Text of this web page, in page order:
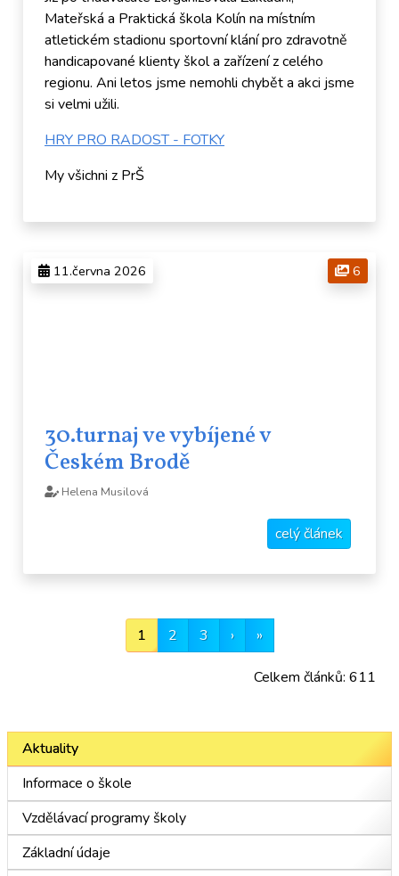
Mateřská a Praktická škola Kolín na místním
atletickém stadionu sportovní klání pro zdravotně
handicapované klienty škol a zařízení z celého
regionu. Ani letos jsme nemohli chybět a akci jsme
si velmi užili.
HRY PRO RADOST - FOTKY
My všichni z PrŠ
6
11.června 2026
30.turnaj ve vybíjené v
Českém Brodě
Helena Musilová
celý článek
1 2 3 › »
Celkem článků: 611
Aktuality
Informace o škole
Vzdělávací programy školy
Základní údaje